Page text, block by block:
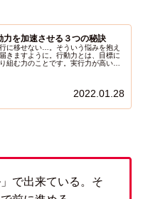
力を加速させる３つの秘訣
に移せない…。そういう悩みを抱え
きますように。行動力とは、目標に
組む力のことです。実行力が高い人
て、実行力を高める方法を紹介しま
けるための効果的な学習ツールとし
みながら行動力を向上させることが
では、ゲームを通して即行動脳を育
身につけ、一歩目を踏み出す訓練を
2022.01.28
で出来ている。そ